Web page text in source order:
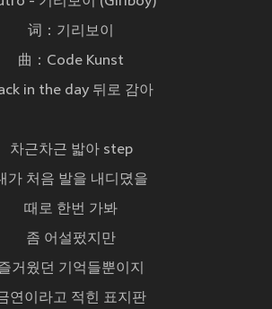
词：기리보이
曲：Code Kunst
in the day 뒤로 감아
차근차근 밟아 step
가 처음 발을 내디뎠을
때로 한번 가봐
좀 어설펐지만
거웠던 기억들뿐이지
연이라고 적힌 표지판